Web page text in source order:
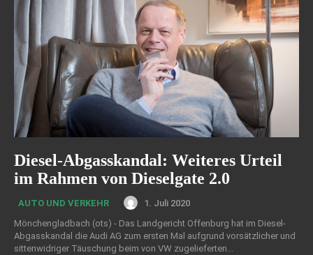
Diesel-Abgasskandal: Weiteres Urteil
im Rahmen von Dieselgate 2.0
AUTO UND VERKEHR
1. Juli 2020
Mönchengladbach (ots) - Das Landgericht Offenburg hat im Diesel-
Abgasskandal die Audi AG zum ersten Mal aufgrund vorsätzlicher und
sittenwidriger Täuschung beim von VW zugelieferten...